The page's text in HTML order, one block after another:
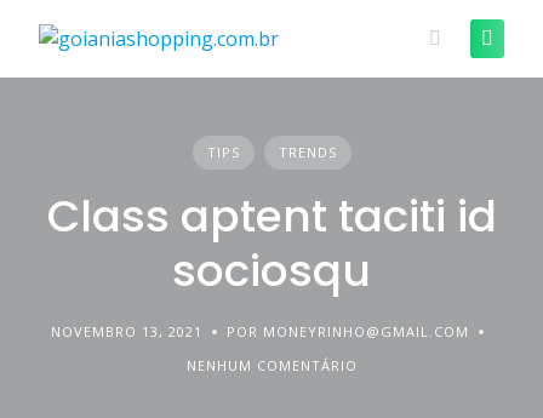
content
TIPS TRENDS
Class aptent taciti id
sociosqu
NOVEMBRO 13, 2021
POR MONEYRINHO@GMAIL.COM
NENHUM COMENTÁRIO